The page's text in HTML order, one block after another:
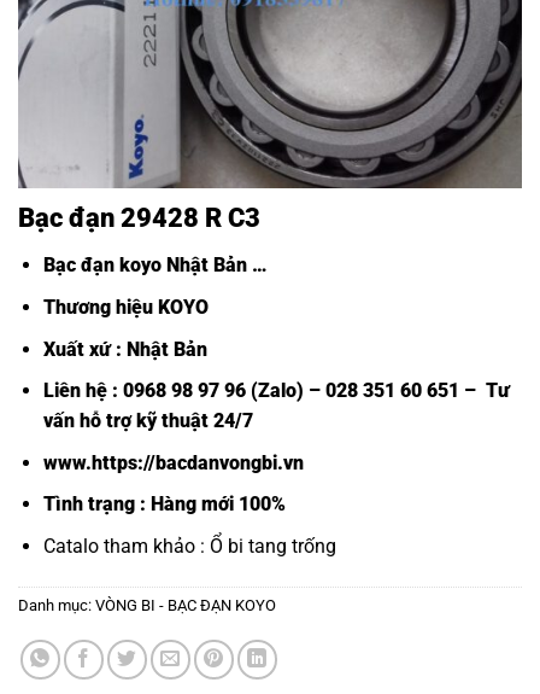
Bạc đạn 29428 R C3
Bạc đạn koyo Nhật Bản…
Thương hiệu KOYO
Xuất xứ : Nhật Bản
Liên hệ : 0968 98 97 96 (Zalo) – 028 351 60 651 – Tư
vấn hỗ trợ kỹ thuật 24/7
www.https://bacdanvongbi.vn
Tình trạng : Hàng mới 100%
Catalo tham khảo : Ổ bi tang trống
Danh mục: VÒNG BI - BẠC ĐẠN KOYO